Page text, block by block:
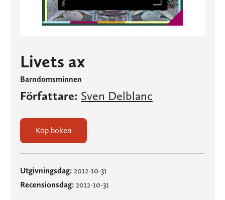
Livets ax
Barndomsminnen
Författare: Sven Delblanc
Köp boken
Utgivningsdag: 2012-10-31
Recensionsdag: 2012-10-31